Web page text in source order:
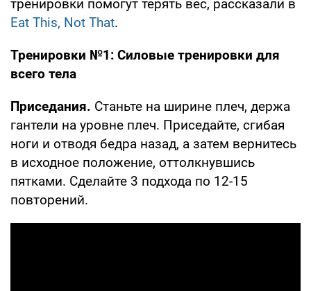
тренировки помогут терять вес, рассказали в
Eat This, Not That.
Тренировки №1: Силовые тренировки для
всего тела
Приседания. Станьте на ширине плеч, держа
гантели на уровне плеч. Приседайте, сгибая
ноги и отводя бедра назад, а затем вернитесь
в исходное положение, оттолкнувшись
пятками. Сделайте 3 подхода по 12-15
повторений.